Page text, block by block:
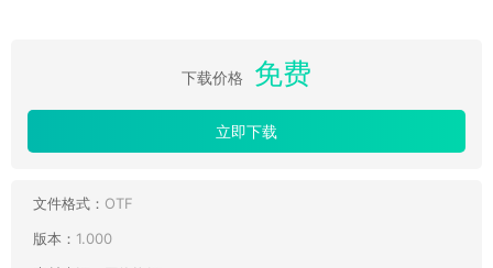
下载价格 免费
立即下载
文件格式： OTF
版本： 1.000